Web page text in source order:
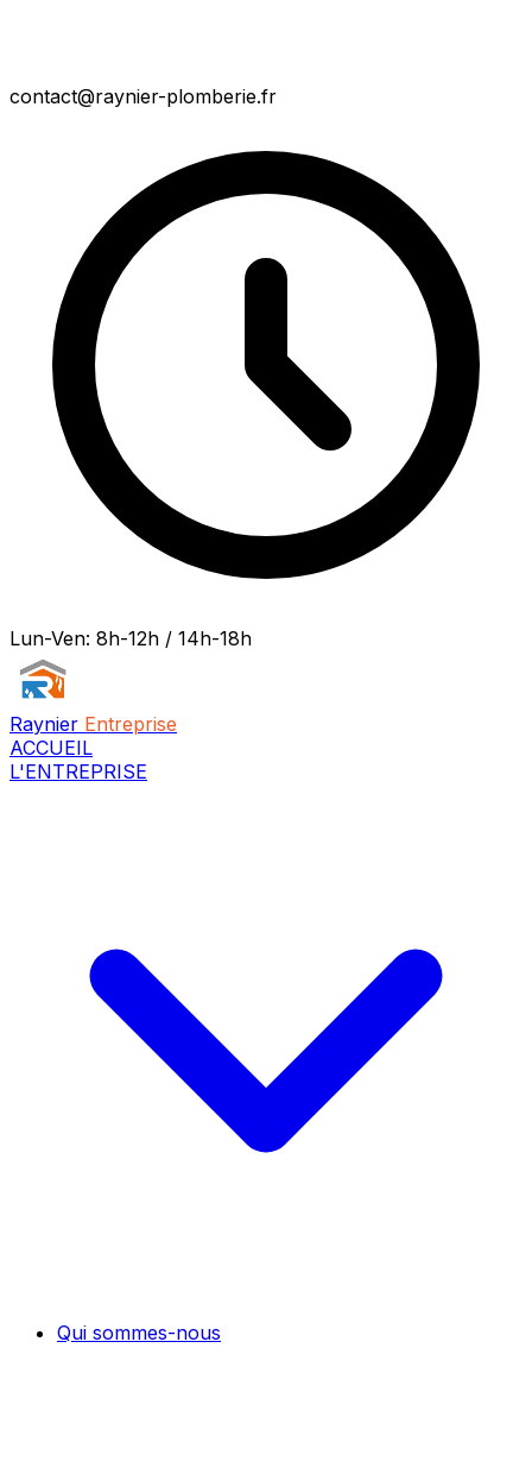
contact@raynier-plomberie.fr
Lun-Ven: 8h-12h / 14h-18h
Raynier Entreprise
ACCUEIL
L'ENTREPRISE
Qui sommes-nous